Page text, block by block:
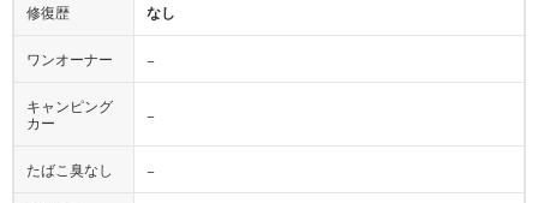
修復歴 なし
ワンオーナー −
キャンピング
カー
−
たばこ臭なし −